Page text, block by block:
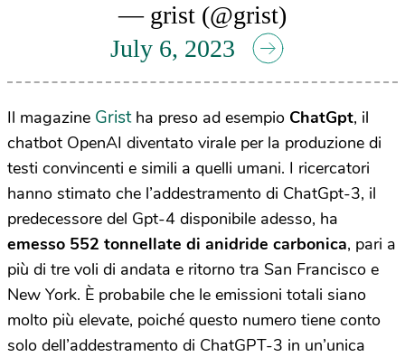
— grist (@grist)
July 6, 2023
Il magazine Gristha preso ad esempio ChatGpt, il
chatbot OpenAI diventato virale per la produzione di
testi convincenti e simili a quelli umani. I ricercatori
hanno stimato che l’addestramento di ChatGpt-3, il
predecessore del Gpt-4 disponibile adesso, ha
emesso 552 tonnellate di anidride carbonica, pari a
più di tre voli di andata e ritorno tra San Francisco e
New York. È probabile che le emissioni totali siano
molto più elevate, poiché questo numero tiene conto
solo dell’addestramento di ChatGPT-3 in un’unica